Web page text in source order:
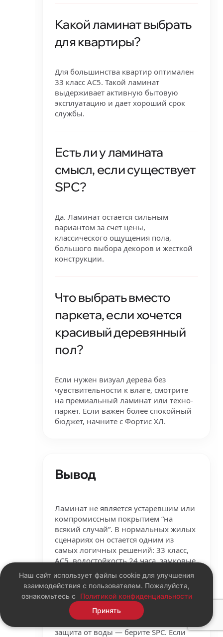
Какой ламинат выбрать
для квартиры?
Для большинства квартир оптимален
33 класс AC5. Такой ламинат
выдерживает активную бытовую
эксплуатацию и дает хороший срок
службы.
Есть ли у ламината
смысл, если существует
SPC?
Да. Ламинат остается сильным
вариантом за счет цены,
классического ощущения пола,
большого выбора декоров и жесткой
конструкции.
Что выбрать вместо
паркета, если хочется
красивый деревянный
пол?
Если нужен визуал дерева без
чувствительности к влаге, смотрите
на премиальный ламинат или техно-
паркет. Если важен более спокойный
бюджет, начните с Фортис ХЛ.
Вывод
Ламинат не является устаревшим или
компромиссным покрытием “на
всякий случай”. В нормальных жилых
сценариях он остается одним из
самых логичных решений: 33 класс,
AC5, водостойкость 24 часа, замковые
системы и гарантия до 30 лет
закрывают потребности большинства
квартир.
Но выбор становится другим, когда
меняется задача. Если нужна полная
защита от воды — берите SPC. Если
Наш сайт использует файлы cookie для улучшения
взаимодействия с пользователем. Пожалуйста,
ознакомьтесь с
Политикой конфиденциальности
Принять